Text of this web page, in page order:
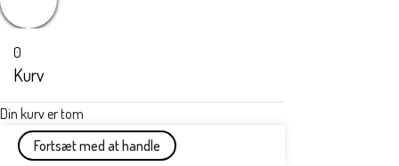
0
Kurv
Din kurv er tom
Fortsæt med at handle